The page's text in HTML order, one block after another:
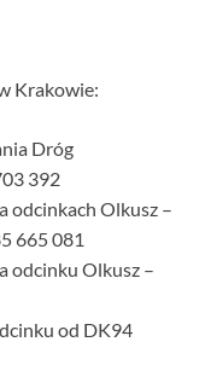
Krakowie:
Dróg
392
odcinkach Olkusz –
665 081
odcinku Olkusz –
od DK94